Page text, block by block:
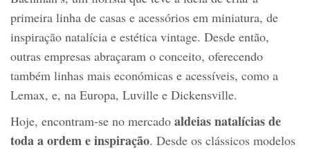
primeira linha de casas e acessórios em miniatura, de
inspiração natalícia e estética vintage. Desde então,
outras empresas abraçaram o conceito, oferecendo
também linhas mais económicas e acessíveis, como a
Lemax, e, na Europa, Luville e Dickensville.
Hoje, encontram-se no mercado aldeias natalícias de
toda a ordem e inspiração. Desde os clássicos modelos